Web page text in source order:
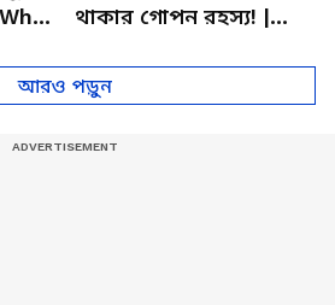
থাকার গোপন রহস্য! |
Bengali | Foods
আরও পড়ুন